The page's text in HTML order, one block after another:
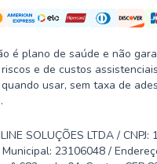
é plano de saúde e não
e de custos
usar, sem taxa de
SOLUÇÕES LTDA /
23106048 /